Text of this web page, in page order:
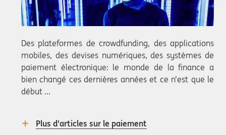
Des plateformes de crowdfunding, des applications
mobiles, des devises numériques, des systèmes de
paiement électronique: le monde de la finance a
bien changé ces dernières années et ce n’est que le
début ...
Plus d'articles sur le paiement